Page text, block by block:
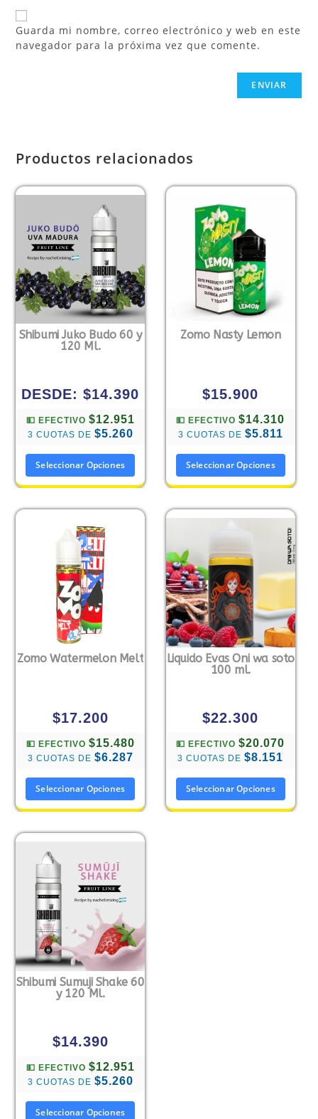
Guarda mi nombre, correo electrónico y web en este
navegador para la próxima vez que comente.
Productos relacionados
Shibumi Juko Budo 60 y
120 Ml.
DESDE:$14.390
💵 EFECTIVO $12.951
3 CUOTAS DE $5.260
Seleccionar Opciones
Zomo Nasty Lemon
$15.900
💵 EFECTIVO$14.310
3 CUOTAS DE $5.811
Seleccionar Opciones
Zomo Watermelon Melt
$17.200
💵 EFECTIVO $15.480
3 CUOTAS DE $6.287
Seleccionar Opciones
Liquido Evas Oni wa soto
100 ml.
$22.300
💵 EFECTIVO$20.070
3 CUOTAS DE$8.151
Seleccionar Opciones
Shibumi Sumuji Shake 60
y 120 Ml.
$14.390
💵 EFECTIVO $12.951
3 CUOTAS DE $5.260
Seleccionar Opciones